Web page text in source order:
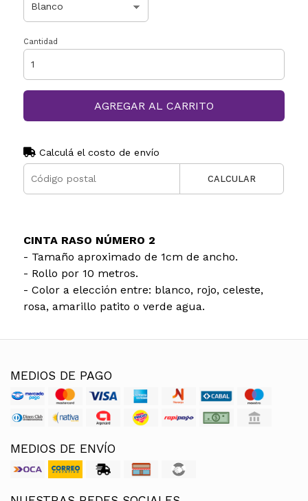
Cantidad
AGREGAR AL CARRITO
Calculá el costo de envío
CALCULAR
CINTA RASO NÚMERO 2
- Tamaño aproximado de 1cm de ancho.
- Rollo por 10 metros.
- Color a elección entre: blanco, rojo, celeste,
rosa, amarillo patito o verde agua.
MEDIOS DE PAGO
MEDIOS DE ENVÍO